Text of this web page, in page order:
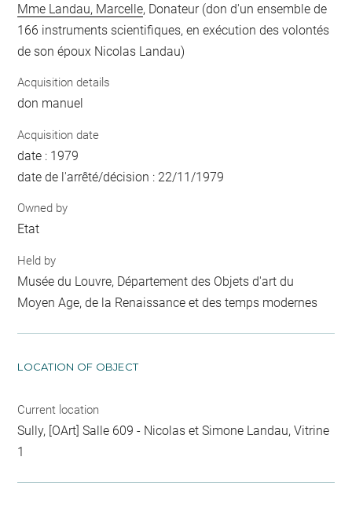
Mme Landau, Marcelle, Donateur (don d'un ensemble de
166 instruments scientifiques, en exécution des volontés
de son époux Nicolas Landau)
Acquisition details
don manuel
Acquisition date
date : 1979
date de l'arrêté/décision : 22/11/1979
Owned by
Etat
Held by
Musée du Louvre, Département des Objets d'art du
Moyen Age, de la Renaissance et des temps modernes
LOCATION OF OBJECT
Current location
Sully, [OArt] Salle 609 - Nicolas et Simone Landau, Vitrine
1